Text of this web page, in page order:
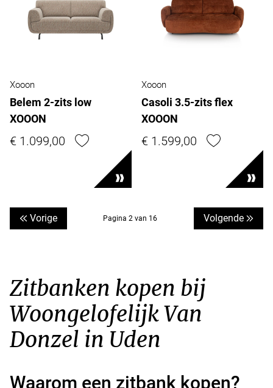
Xooon
Belem 2-zits low
XOOON
€ 1.099,00
Xooon
Casoli 3.5-zits flex
XOOON
€ 1.599,00
Vorige Pagina 2 van 16 Volgende
Zitbanken kopen bij
Woongelofelijk Van
Donzel in Uden
Waarom een zitbank kopen?